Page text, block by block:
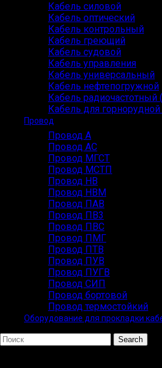
Кабель силовой
Кабель оптический
Кабель контрольный
Кабель греющий
Кабель судовой
Кабель управления
Кабель универсальный
Кабель нефтепогружной
Кабель радиочастотный
Кабель для
Провод
Провод А
Провод АС
Провод МГСТ
Провод МСТП
Провод НВ
Провод НВМ
Провод ПАВ
Провод ПВ3
Провод ПВС
Провод ПМГ
Провод ПТВ
Провод ПУВ
Провод ПУГВ
Провод СИП
Провод бортовой
Провод термостойкий
Оборудование для прокладки
Search